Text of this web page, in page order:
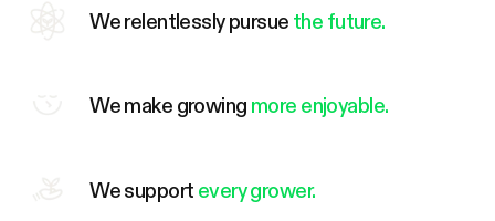
We relentlessly pursue the future.
We make growing more enjoyable.
We support every grower.